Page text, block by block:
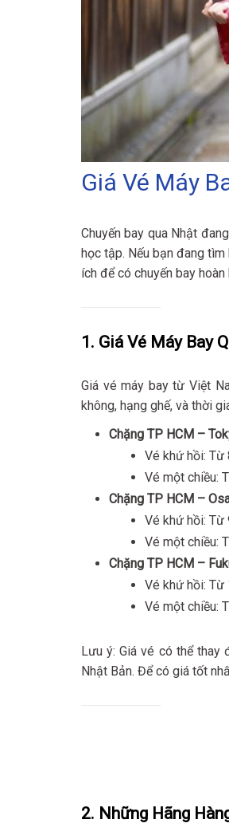
Giá Vé Máy
Chuyến bay qua Nhật
học tập. Nếu bạn đang tìm
ích để có chuyến bay hoàn
1. Giá Vé Máy Bay
Giá vé máy bay từ Việt
không, hạng ghế, và thời
Chặng TP HCM –
Vé khứ hồi: Từ
Vé một chiều:
Chặng TP HCM –
Vé khứ hồi: Từ
Vé một chiều:
Chặng TP HCM –
Vé khứ hồi: Từ
Vé một chiều:
Lưu ý: Giá vé có thể thay
Nhật Bản. Để có giá tốt
2. Những Hãng